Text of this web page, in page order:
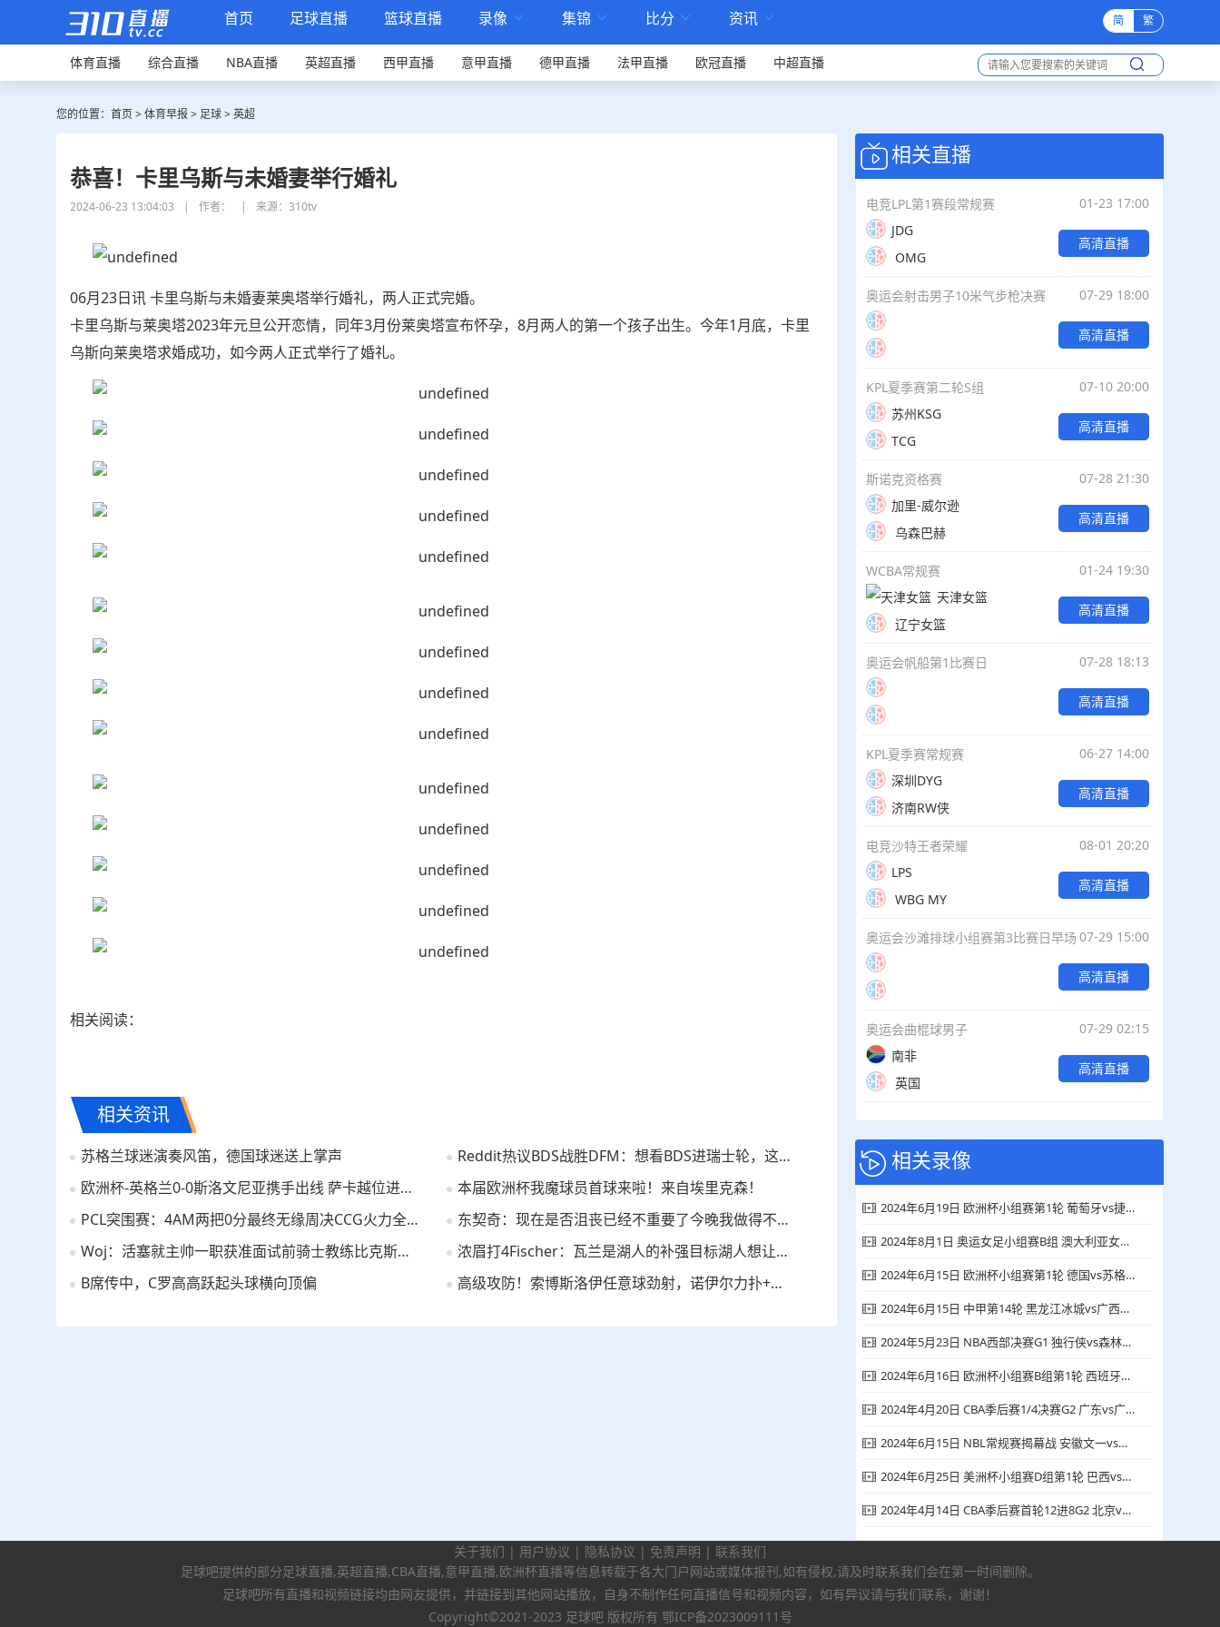
首页 足球直播 篮球直播 录像  集锦  比分  资讯  简 繁
体育直播 综合直播 NBA直播 英超直播 西甲直播 意甲直播 德甲直播 法甲直播 欧冠直播 中超直播
您的位置： 首页>体育早报 > 足球>英超
恭喜！卡里乌斯与未婚妻举行婚礼
2024-06-23 13:04:03 | 作者： | 来源：310tv
06月23日讯 卡里乌斯与未婚妻莱奥塔举行婚礼，两人正式完婚。
卡里乌斯与莱奥塔2023年元旦公开恋情，同年3月份莱奥塔宣布怀孕，8月两人的第一个孩子出生。今年1月底，卡里
乌斯向莱奥塔求婚成功，如今两人正式举行了婚礼。
相关阅读：
相关资讯
苏格兰球迷演奏风笛，德国球迷送上掌声
Reddit热议BDS战胜DFM：想看BDS进瑞士轮，这样他就会被JDG速通了
欧洲杯-英格兰0-0斯洛文尼亚携手出线 萨卡越位进球被吹
本届欧洲杯我魔球员首球来啦！来自埃里克森！
PCL突围赛：4AM两把0分最终无缘周决CCG火力全开成为榜首
东契奇：现在是否沮丧已经不重要了今晚我做得不够好
Woj：活塞就主帅一职获准面试前骑士教练比克斯塔夫等三人！
浓眉打4Fischer：瓦兰是湖人的补强目标湖人想让他当先发中锋
B席传中，C罗高高跃起头球横向顶偏
高级攻防！索博斯洛伊任意球劲射，诺伊尔力扑+用脚化解补射
相关直播
电竞LPL第1赛段常规赛
01-23 17:00
JDG
OMG
高清直播
奥运会射击男子10米气步枪决赛 07-29 18:00
高清直播
KPL夏季赛第二轮S组
07-10 20:00
苏州KSG
TCG
高清直播
斯诺克资格赛
07-28 21:30
加里-威尔逊
乌森巴赫
高清直播
WCBA常规赛
01-24 19:30
天津女篮
辽宁女篮
高清直播
奥运会帆船第1比赛日 07-28 18:13
高清直播
KPL夏季赛常规赛
06-27 14:00
深圳DYG
济南RW侠
高清直播
电竞沙特王者荣耀
08-01 20:20
LPS
WBG MY
高清直播
奥运会沙滩排球小组赛第3比赛日早场 07-29 15:00
高清直播
奥运会曲棍球男子
07-29 02:15
南非
英国
高清直播
相关录像
2024年6月19日 欧洲杯小组赛第1轮 葡萄牙vs捷克 全场集锦
2024年8月1日 奥运女足小组赛B组 澳大利亚女足vs美国女足 全场录像回放
2024年6月15日 欧洲杯小组赛第1轮 德国vs苏格兰 全场集锦
2024年6月15日 中甲第14轮 黑龙江冰城vs广西平果哈嘹 全场录像回放
2024年5月23日 NBA西部决赛G1 独行侠vs森林狼 全场录像回放
2024年6月16日 欧洲杯小组赛B组第1轮 西班牙vs克罗地亚 全场录像回放
2024年4月20日 CBA季后赛1/4决赛G2 广东vs广厦 全场集锦
2024年6月15日 NBL常规赛揭幕战 安徽文一vs广西威壮 全场录像回放
2024年6月25日 美洲杯小组赛D组第1轮 巴西vs哥斯达黎加 全场录像回放
2024年4月14日 CBA季后赛首轮12进8G2 北京vs上海 全场集锦
关于我们 | 用户协议 | 隐私协议 | 免责声明 | 联系我们
足球吧提供的部分足球直播,英超直播,CBA直播,意甲直播,欧洲杯直播等信息转载于各大门户网站或媒体报刊,如有侵权,请及时联系我们会在第一时间删除。
足球吧所有直播和视频链接均由网友提供，并链接到其他网站播放，自身不制作任何直播信号和视频内容，如有异议请与我们联系，谢谢！
Copyright©2021-2023 足球吧 版权所有 鄂ICP备2023009111号